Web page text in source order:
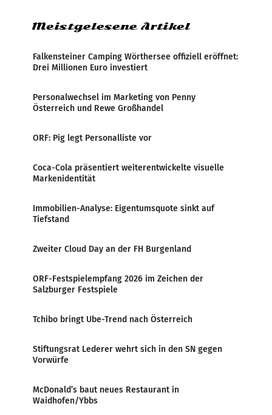
Meistgelesene Artikel
Falkensteiner Camping Wörthersee offiziell eröffnet:
Drei Millionen Euro investiert
Personalwechsel im Marketing von Penny
Österreich und Rewe Großhandel
ORF: Pig legt Personalliste vor
Coca-Cola präsentiert weiterentwickelte visuelle
Markenidentität
Immobilien-Analyse: Eigentumsquote sinkt auf
Tiefstand
Zweiter Cloud Day an der FH Burgenland
ORF-Festspielempfang 2026 im Zeichen der
Salzburger Festspiele
Tchibo bringt Ube-Trend nach Österreich
Stiftungsrat Lederer wehrt sich in den SN gegen
Vorwürfe
McDonald’s baut neues Restaurant in
Waidhofen/Ybbs